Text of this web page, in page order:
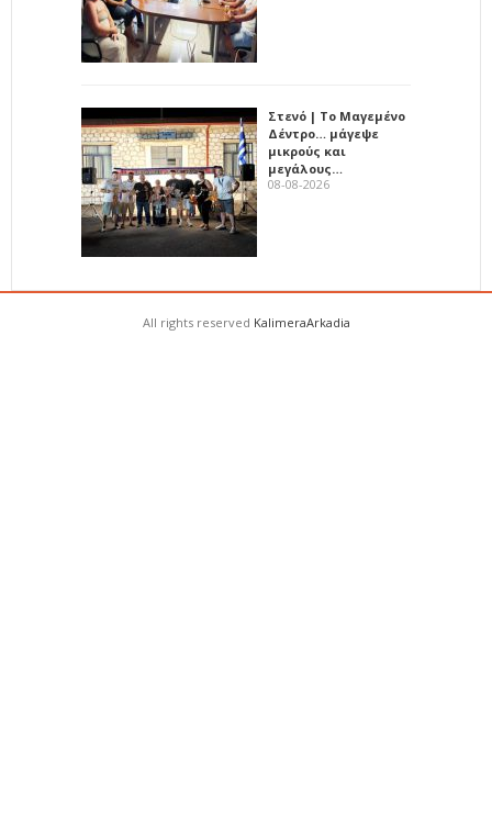
Στενό | Το Μαγεμένο
Δέντρο… μάγεψε
μικρούς και
μεγάλους…
08-08-2026
All rights reserved KalimeraArkadia